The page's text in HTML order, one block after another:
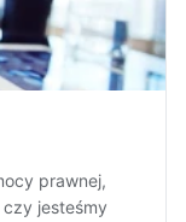
prawnej,
jesteśmy